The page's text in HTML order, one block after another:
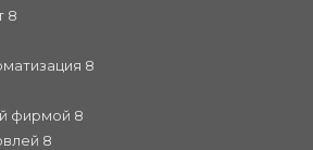
8
8
фирмой 8
8